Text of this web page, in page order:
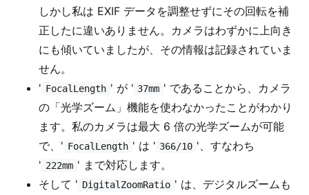
しかし私は EXIF データを調整せずにその回転を補
正したに違いありません。カメラはわずかに上向き
にも傾いていましたが、その情報は記録されていま
せん。
' FocalLength ' が ' 37mm ' であることから、カメラ
の「光学ズーム」機能を使わなかったことがわかり
ます。私のカメラは最大 6 倍の光学ズームが可能
で、' FocalLength ' は ' 366/10 '、すなわち
' 222mm ' まで対応します。
そして ' DigitalZoomRatio ' は、デジタルズームも